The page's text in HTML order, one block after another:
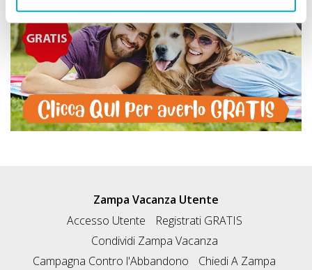
Zampa Vacanza Utente
Accesso Utente
Registrati GRATIS
Condividi Zampa Vacanza
Campagna Contro l'Abbandono
Chiedi A Zampa